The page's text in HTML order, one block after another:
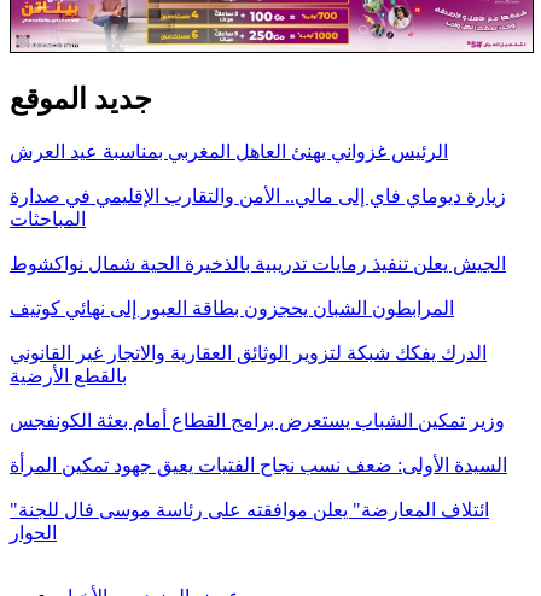
جديد الموقع
الرئيس غزواني يهنئ العاهل المغربي بمناسبة عيد العرش
زيارة ديوماي فاي إلى مالي.. الأمن والتقارب الإقليمي في صدارة
المباحثات
الجيش يعلن تنفيذ رمايات تدريبية بالذخيرة الحية شمال نواكشوط
المرابطون الشبان يحجزون بطاقة العبور إلى نهائي كوتيف
الدرك يفكك شبكة لتزوير الوثائق العقارية والاتجار غير القانوني
بالقطع الأرضية
وزير تمكين الشباب يستعرض برامج القطاع أمام بعثة الكونفجس
السيدة الأولى: ضعف نسب نجاح الفتيات يعيق جهود تمكين المرأة
"ائتلاف المعارضة" يعلن موافقته على رئاسة موسى فال للجنة
الحوار